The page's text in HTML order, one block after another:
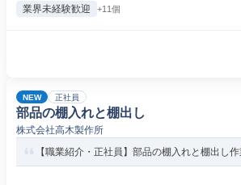
業界未経験歓迎 +11個
NEW 正社員
部品の棚入れと棚出し
株式会社高木製作所
【職業紹介・正社員】部品の棚入れと棚出し